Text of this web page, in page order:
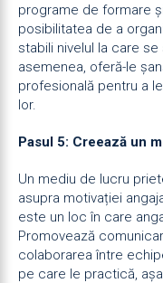
programe de formare
posibilitatea de a
stabili nivelul la care
asemenea, oferă-le
profesională pentru a
lor.
Pasul 5: Creează un
Un mediu de lucru
asupra motivației
este un loc în care
Promovează
colaborarea între
pe care le practică,